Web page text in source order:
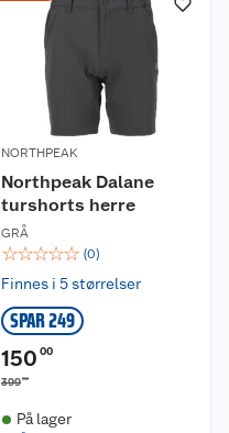
NORTHPEAK
Northpeak Dalane
turshorts herre
GRÅ
☆☆☆☆☆ (0)
Finnes i 5 størrelser
SPAR 249
150 00
39900
På lager